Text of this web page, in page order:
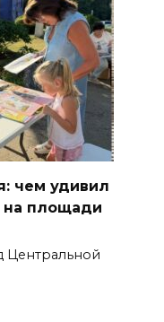
чем удивил
на площади
Центральной